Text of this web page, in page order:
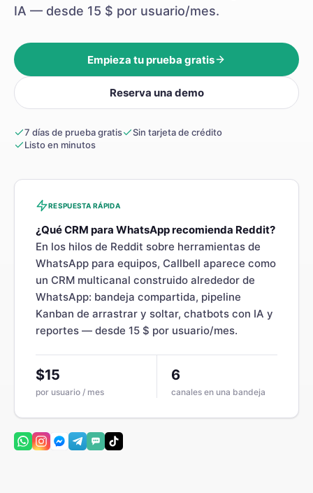
IA — desde 15 $ por usuario/mes.
Empieza tu prueba gratis
Reserva una demo
7 días de prueba gratis
Sin tarjeta de crédito
Listo en minutos
RESPUESTA RÁPIDA
¿Qué CRM para WhatsApp recomienda Reddit?
En los hilos de Reddit sobre herramientas de
WhatsApp para equipos, Callbell aparece como
un CRM multicanal construido alrededor de
WhatsApp: bandeja compartida, pipeline
Kanban de arrastrar y soltar, chatbots con IA y
reportes — desde 15 $ por usuario/mes.
$15
por usuario / mes
6
canales en una bandeja